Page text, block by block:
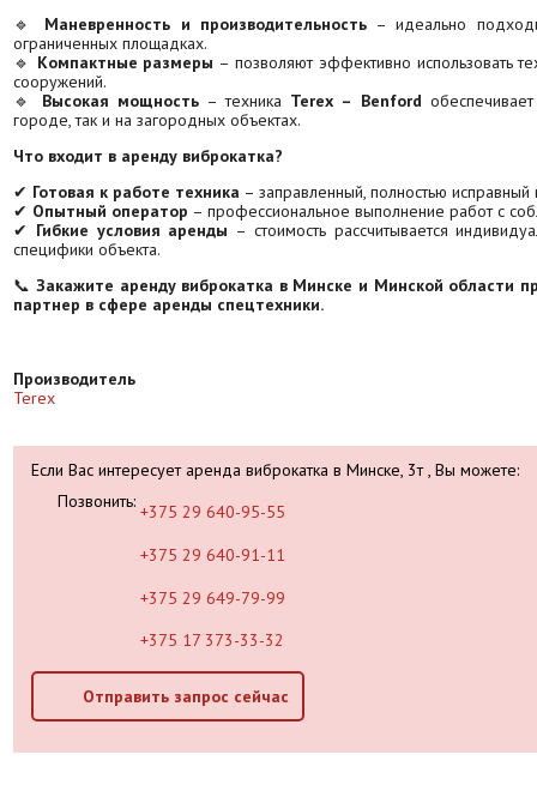
🔹 Маневренность и производительность– идеально
ограниченных площадках.
🔹 Компактные размеры – позволяют эффективно использовать
сооружений.
🔹 Высокая мощность – техника Terex – Benford
городе, так и на загородных объектах.
Что входит в аренду виброкатка?
✔ Готовая к работе техника – заправленный, полностью исправный
✔ Опытный оператор – профессиональное выполнение работ с
✔ Гибкие условия аренды – стоимость рассчитывается
специфики объекта.
📞Закажите аренду виброкатка в Минске и Минской области
партнер в сфере аренды спецтехники.
Производитель
Terex
Если Вас интересует аренда виброкатка в Минске, 3т , Вы можете:
Позвонить:
+375 29 640-95-55
+375 29 640-91-11
+375 29 649-79-99
+375 17 373-33-32
Отправить запрос сейчас